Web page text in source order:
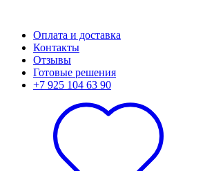
Оплата и доставка
Контакты
Отзывы
Готовые решения
+7 925 104 63 90